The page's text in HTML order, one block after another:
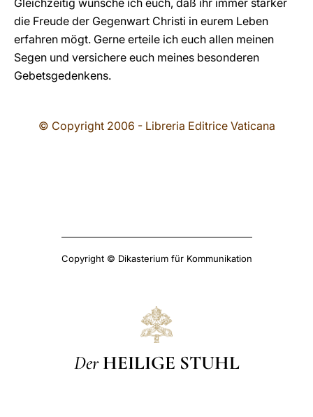
Gleichzeitig wünsche ich euch, daß ihr immer stärker
die Freude der Gegenwart Christi in eurem Leben
erfahren mögt. Gerne erteile ich euch allen meinen
Segen und versichere euch meines besonderen
Gebetsgedenkens.
© Copyright 2006 - Libreria Editrice Vaticana
Copyright © Dikasterium für Kommunikation
Der HEILIGE STUHL